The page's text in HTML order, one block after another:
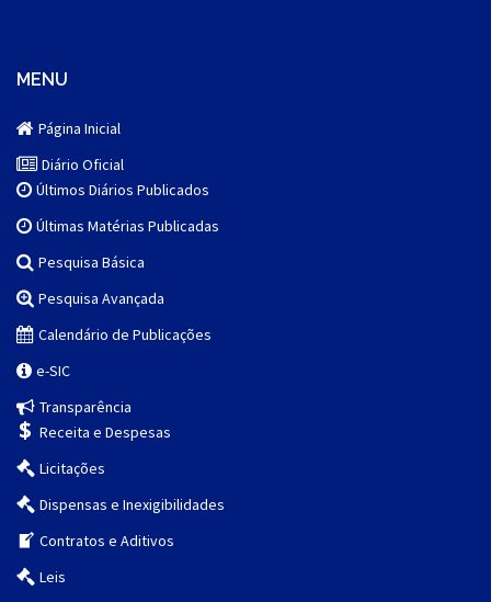
MENU
Página Inicial
Diário Oficial
Últimos Diários Publicados
Últimas Matérias Publicadas
Pesquisa Básica
Pesquisa Avançada
Calendário de Publicações
e-SIC
Transparência
Receita e Despesas
Licitações
Dispensas e Inexigibilidades
Contratos e Aditivos
Leis